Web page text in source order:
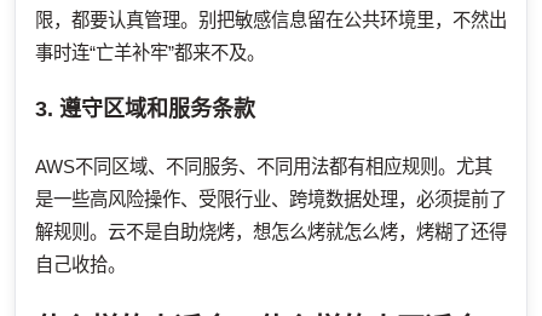
限，都要认真管理。别把敏感信息留在公共环境里，不然出
事时连“亡羊补牢”都来不及。
3. 遵守区域和服务条款
AWS不同区域、不同服务、不同用法都有相应规则。尤其
是一些高风险操作、受限行业、跨境数据处理，必须提前了
解规则。云不是自助烧烤，想怎么烤就怎么烤，烤糊了还得
自己收拾。